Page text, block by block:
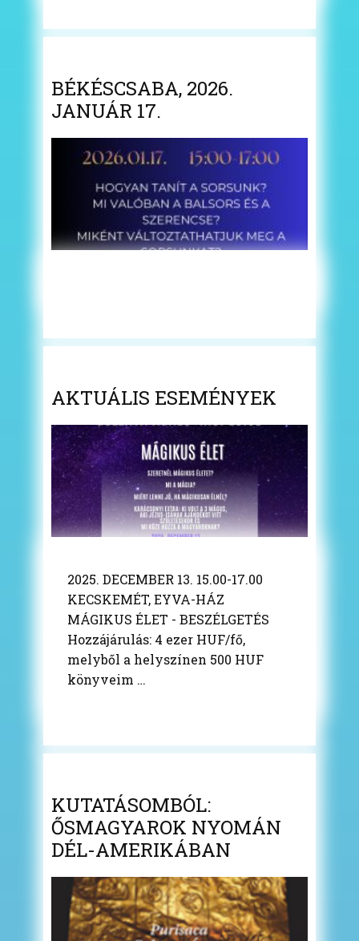
BÉKÉSCSABA, 2026.
JANUÁR 17.
AKTUÁLIS ESEMÉNYEK
2025. DECEMBER 13. 15.00-17.00
KECSKEMÉT, EYVA-HÁZ
MÁGIKUS ÉLET - BESZÉLGETÉS
Hozzájárulás: 4 ezer HUF/fő,
melyből a helyszínen 500 HUF
könyveim …
KUTATÁSOMBÓL:
ŐSMAGYAROK NYOMÁN
DÉL-AMERIKÁBAN